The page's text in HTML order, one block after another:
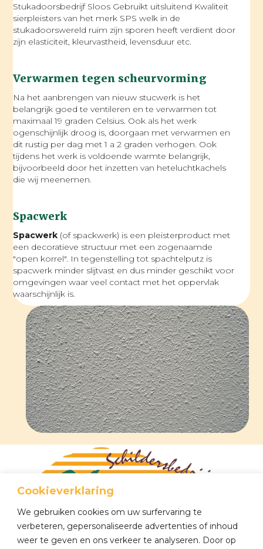
Cookieverklaring
We gebruiken cookies om uw surfervaring te
verbeteren, gepersonaliseerde advertenties of inhoud
weer te geven en ons verkeer te analyseren. Door op
Stukadoorsbedrijf Sloos Gebruikt uitsluitend Kwaliteit
sierpleisters van het merk SPS welk in de
stukadoorswereld ruim zijn sporen heeft verdient door
zijn elasticiteit, kleurvastheid, levensduur etc.
Verwarmen tegen scheurvorming
Na het aanbrengen van nieuw stucwerk is het
belangrijk goed te ventileren en te verwarmen tot
maximaal 19 graden Celsius. Ook als het werk
ogenschijnlijk droog is, doorgaan met verwarmen en
dit rustig per dag met 1 a 2 graden verhogen. Ook
tijdens het werk is voldoende warmte belangrijk,
bijvoorbeeld door het inzetten van heteluchtkachels
die wij meenemen.
Spacwerk
Spacwerk (of spackwerk) is een pleisterproduct met
een decoratieve structuur met een zogenaamde
"open korrel". In tegenstelling tot spachtelputz is
spacwerk minder slijtvast en dus minder geschikt voor
omgevingen waar veel contact met het oppervlak
waarschijnlijk is.
Tel 0648 467 423